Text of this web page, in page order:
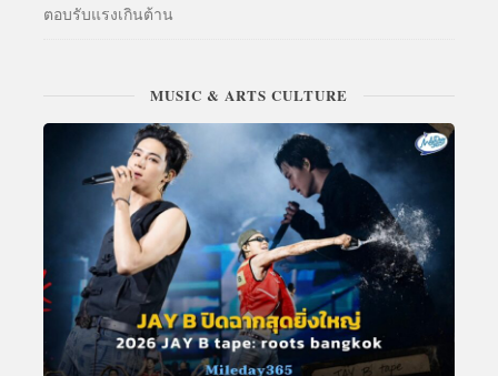
ตอบรับแรงเกินต้าน
MUSIC & ARTS CULTURE